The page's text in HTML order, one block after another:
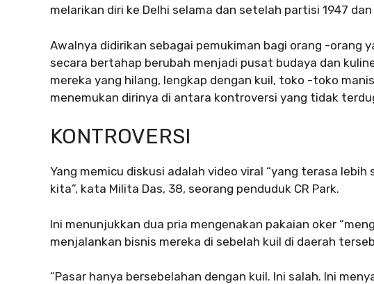
melarikan diri ke Delhi selama dan setelah partisi 1947
Awalnya didirikan sebagai pemukiman bagi orang -orang
secara bertahap berubah menjadi pusat budaya dan
mereka yang hilang, lengkap dengan kuil, toko -toko
menemukan dirinya di antara kontroversi yang tidak
KONTROVERSI
Yang memicu diskusi adalah video viral “yang terasa
kita”, kata Milita Das, 38, seorang penduduk CR Park.
Ini menunjukkan dua pria mengenakan pakaian oker
menjalankan bisnis mereka di sebelah kuil di daerah
“Pasar hanya bersebelahan dengan kuil. Ini salah. Ini